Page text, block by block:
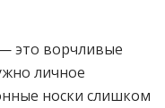
это ворчливые
личное
носки слишком